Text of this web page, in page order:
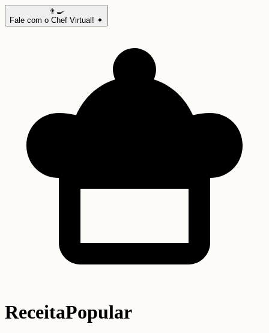
👨‍🍳
Fale com o Chef Virtual! ✦
ReceitaPopular